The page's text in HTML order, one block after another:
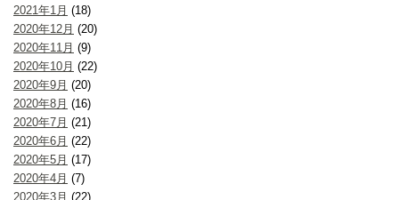
2021年1月 (18)
2020年12月 (20)
2020年11月 (9)
2020年10月 (22)
2020年9月 (20)
2020年8月 (16)
2020年7月 (21)
2020年6月 (22)
2020年5月 (17)
2020年4月 (7)
2020年3月 (22)